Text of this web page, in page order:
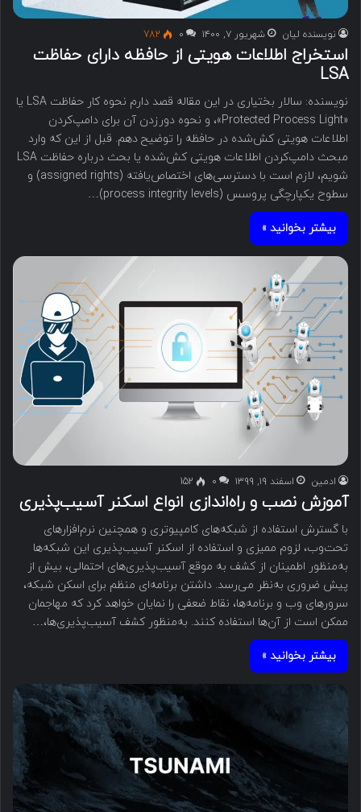
نویسنده لیان شهریور ۷, ۱۴۰۰ ۰ 782
استخراج اطلاعات هویتی از حافظه دارای حفاظت
LSA
نویسنده: سالار بختیاری در این مقاله قصد دارم نحوه کار حفاظت LSA یا
«Protected Process Light»، و نحوه دورزدن آن برای دامپ‌کردن
اطلاعات هویتی کش‌شده در حافظه را توضیح دهم. قبل از این که وارد
مبحث دامپ‌کردن اطلاعات هویتی کش‌شده یا بحث درباره حفاظت LSA
شویم، لازم است با دسترسی‌های اختصاص‌یافته (assigned rights) و
سطوح یکپارچگی پروسس (process integrity levels)…
بیشتر بخوانید »
ادمین اسفند ۱۹, ۱۳۹۹ ۰ 152
آموزش نصب و راه‌اندازی انواع اسکنر آسیب‌پذیری
با گسترش استفاده از شبکه‌های کامپیوتری و همچنین نرم‌افزارهای
تحت‌وب، لزوم ممیزی و استفاده از اسکنر آسیب‌پذیری این شبکه‌ها
به‌منظور اطمینان از کشف به موقع آسیب‌پذیری‌های احتمالی، بیش از
پیش ضروری به‌نظر می‌رسد. داشتن برنامه‌ای منظم برای اسکن شبکه،
سرورهای وب و برنامه‌ها، نقاط ضعفی را نمایان خواهد کرد که مهاجمان
ممکن است از آن‌ها استفاده کنند. به‌منظور کشف آسیب‌پذیری‌ها،…
بیشتر بخوانید »